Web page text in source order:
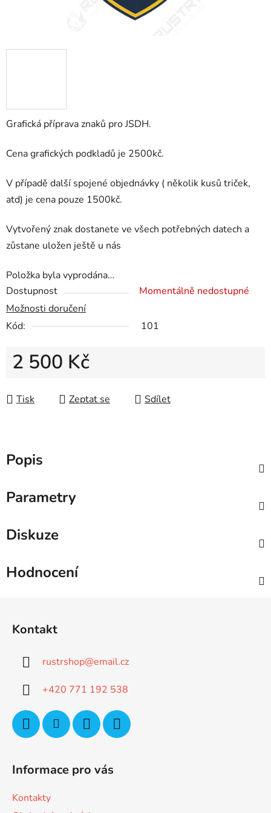
Grafická příprava znaků pro JSDH.
Cena grafických podkladů je 2500kč.
V případě další spojené objednávky ( několik kusů triček,
atd) je cena pouze 1500kč.
Vytvořený znak dostanete ve všech potřebných datech a
zůstane uložen ještě u nás
Položka byla vyprodána…
Dostupnost
Momentálně nedostupné
Možnosti doručení
Kód:
101
2 500 Kč
Tisk
Zeptat se Sdílet
Popis
Parametry
Diskuze
Hodnocení
Kontakt
rustrshop@email.cz
+420 771 192 538
Informace pro vás
Kontakty